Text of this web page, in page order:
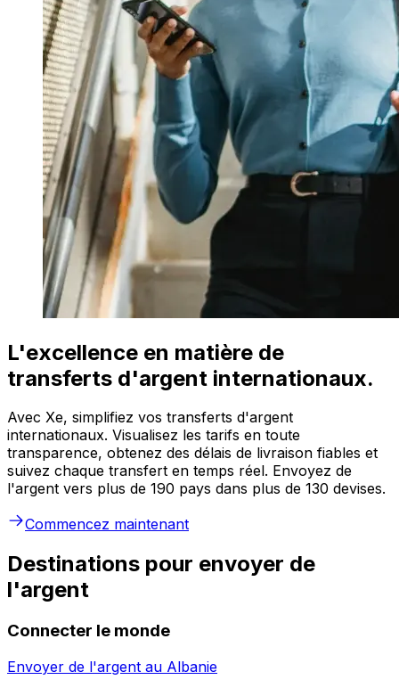
L'excellence en matière de
transferts d'argent internationaux.
Avec Xe, simplifiez vos transferts d'argent
internationaux. Visualisez les tarifs en toute
transparence, obtenez des délais de livraison fiables et
suivez chaque transfert en temps réel. Envoyez de
l'argent vers plus de 190 pays dans plus de 130 devises.
Commencez maintenant
Destinations pour envoyer de
l'argent
Connecter le monde
Envoyer de l'argent au Albanie